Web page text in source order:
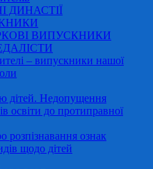
ДИНАСТІЇ
ВИПУСКНИКИ
– випускники нашої
дітей. Недопущення
освіти до протиправної
розпізнавання ознак
щодо дітей